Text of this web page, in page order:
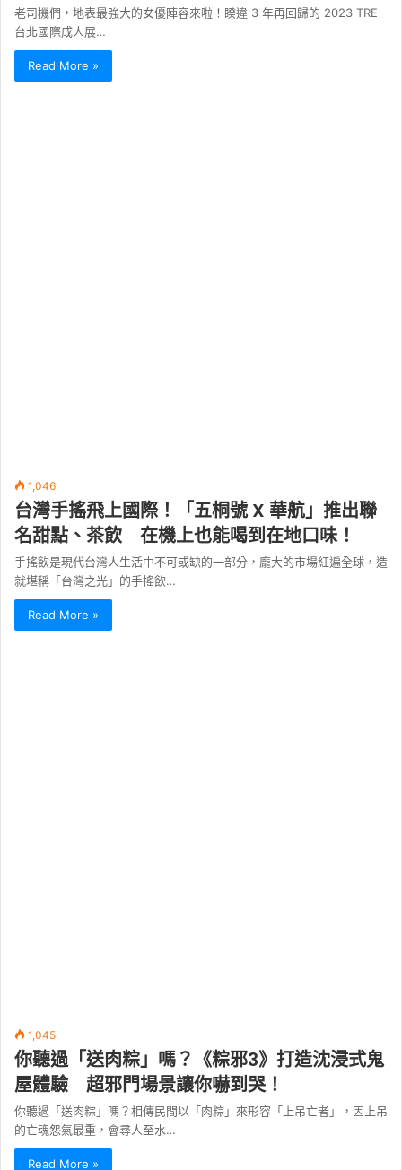
老司機們，地表最強大的女優陣容來啦！睽違 3 年再回歸的 2023 TRE
台北國際成人展…
Read More »
1,046
台灣手搖飛上國際！「五桐號 X 華航」推出聯
名甜點、茶飲 在機上也能喝到在地口味！
手搖飲是現代台灣人生活中不可或缺的一部分，龐大的市場紅遍全球，造
就堪稱「台灣之光」的手搖飲…
Read More »
1,045
你聽過「送肉粽」嗎？《粽邪3》打造沈浸式鬼
屋體驗 超邪門場景讓你嚇到哭！
你聽過「送肉粽」嗎？相傳民間以「肉粽」來形容「上吊亡者」，因上吊
的亡魂怨氣最重，會尋人至水…
Read More »